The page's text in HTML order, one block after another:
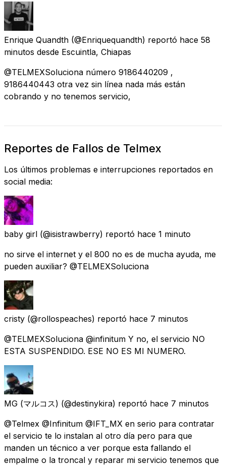
Enrique Quandth (@Enriquequandth) reportó hace 58
minutos desde Escuintla, Chiapas
@TELMEXSoluciona número 9186440209 ,
9186440443 otra vez sin línea nada más están
cobrando y no tenemos servicio,
Reportes de Fallos de Telmex
Los últimos problemas e interrupciones reportados en
social media:
baby girl (@isistrawberry) reportó hace 1 minuto
no sirve el internet y el 800 no es de mucha ayuda, me
pueden auxiliar? @TELMEXSoluciona
cristy (@rollospeaches) reportó hace 7 minutos
@TELMEXSoluciona @infinitum Y no, el servicio NO
ESTA SUSPENDIDO. ESE NO ES MI NUMERO.
MG (マルコス) (@destinykira) reportó hace 7 minutos
@Telmex @Infinitum @IFT_MX en serio para contratar
el servicio te lo instalan al otro día pero para que
manden un técnico a ver porque esta fallando el
empalme o la troncal y reparar mi servicio tenemos que